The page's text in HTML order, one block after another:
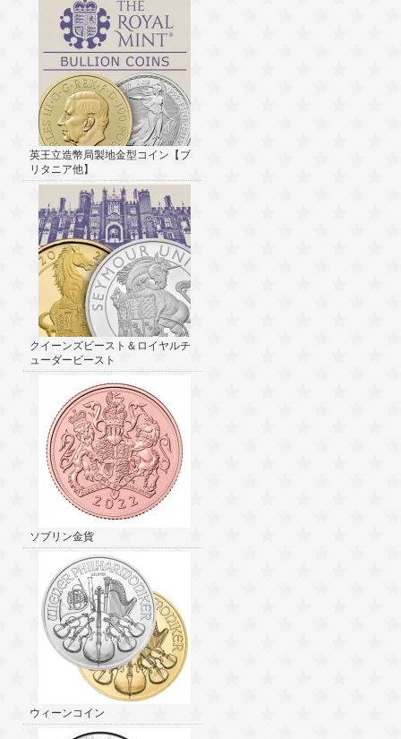
英王立造幣局製地金型コイン【ブ
リタニア他】
クイーンズビースト＆ロイヤルチ
ューダービースト
ソブリン金貨
ウィーンコイン